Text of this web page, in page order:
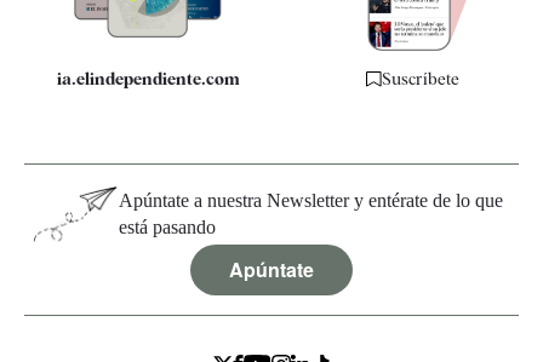
ia.elindependiente.com Suscríbete
Apúntate a nuestra Newsletter y entérate de lo que
está pasando
Apúntate